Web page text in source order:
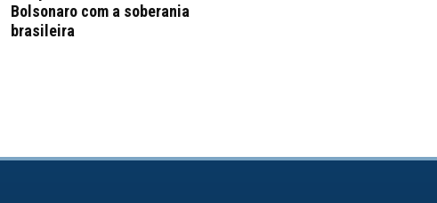
Bolsonaro com a soberania
brasileira